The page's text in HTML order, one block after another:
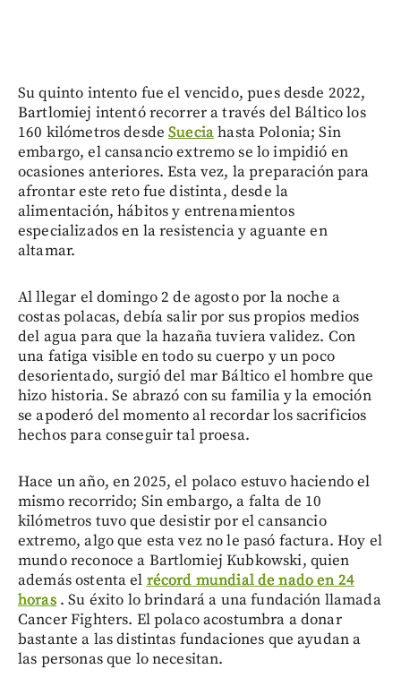
Su quinto intento fue el vencido, pues desde 2022,
Bartlomiej intentó recorrer a través del Báltico los
160 kilómetros desdeSueciahasta Polonia; Sin
embargo, el cansancio extremo se lo impidió en
ocasiones anteriores. Esta vez, la preparación para
afrontar este reto fue distinta, desde la
alimentación, hábitos y entrenamientos
especializados en la resistencia y aguante en
altamar.
Al llegar el domingo 2 de agosto por la noche a
costas polacas, debía salir por sus propios medios
del agua para que la hazaña tuviera validez. Con
una fatiga visible en todo su cuerpo y un poco
desorientado, surgió del mar Báltico el hombre que
hizo historia. Se abrazó con su familia y la emoción
se apoderó del momento al recordar los sacrificios
hechos para conseguir tal proesa.
Hace un año, en 2025, el polaco estuvo haciendo el
mismo recorrido; Sin embargo, a falta de 10
kilómetros tuvo que desistir por el cansancio
extremo, algo que esta vez no le pasó factura. Hoy el
mundo reconoce a Bartlomiej Kubkowski, quien
además ostenta elrécord mundial de nado en 24
horas. Su éxito lo brindará a una fundación llamada
Cancer Fighters. El polaco acostumbra a donar
bastante a las distintas fundaciones que ayudan a
las personas que lo necesitan.